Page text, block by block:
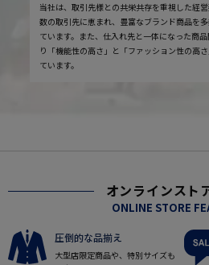
当社は、取引先様との共栄共存を重視した経
数の取引先に恵まれ、豊富なブランド商品を
ています。また、仕入れ先と一体になった商
り「機能性の高さ」と「ファッション性の高
ています。
オンラインスト
ONLINE STORE
圧倒的な品揃え
大型店限定商品や、特別サイズも